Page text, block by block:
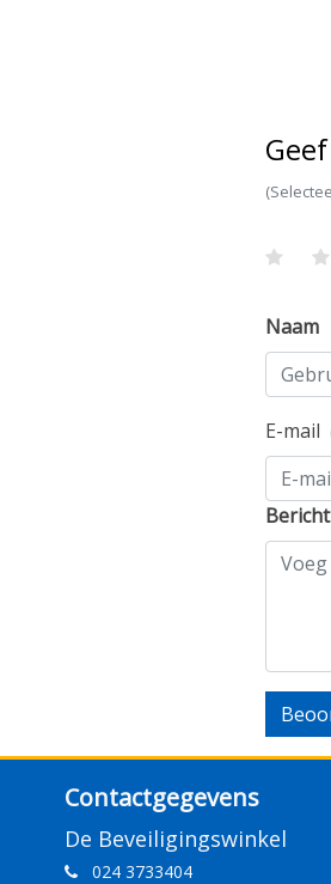
Naam
E-mail
Bericht
Contactgegevens
De Beveiligingswinkel
024 3733404